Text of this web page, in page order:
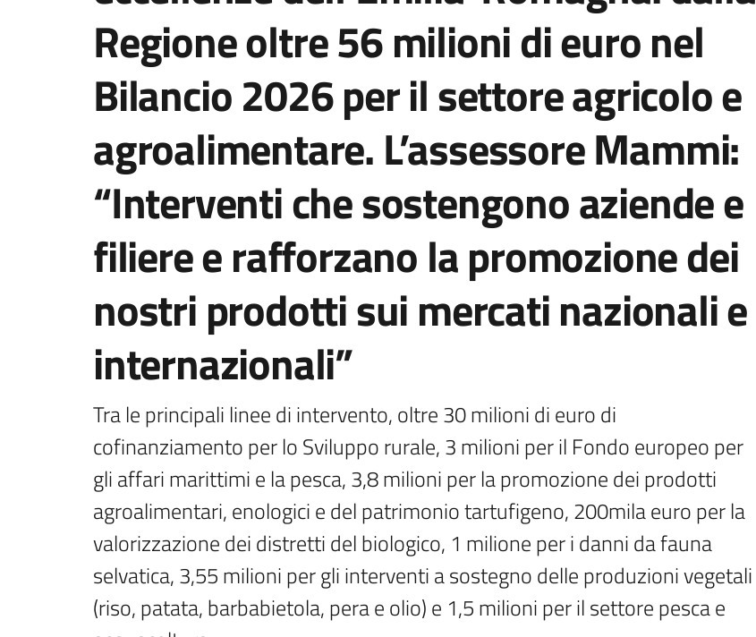
Regione oltre 56 milioni di euro nel
Bilancio 2026 per il settore agricolo e
agroalimentare. L’assessore Mammi:
“Interventi che sostengono aziende e
filiere e rafforzano la promozione dei
nostri prodotti sui mercati nazionali e
internazionali”
Tra le principali linee di intervento, oltre 30 milioni di euro di
cofinanziamento per lo Sviluppo rurale, 3 milioni per il Fondo europeo per
gli affari marittimi e la pesca, 3,8 milioni per la promozione dei prodotti
agroalimentari, enologici e del patrimonio tartufigeno, 200mila euro per la
valorizzazione dei distretti del biologico, 1 milione per i danni da fauna
selvatica, 3,55 milioni per gli interventi a sostegno delle produzioni vegetali
(riso, patata, barbabietola, pera e olio) e 1,5 milioni per il settore pesca e